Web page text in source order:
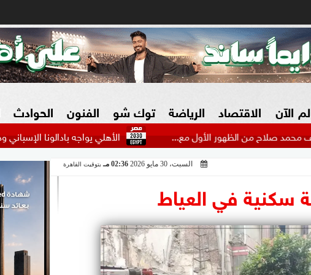
الآن الاقتصاد
الزراعة فى مصر
سوق العقارات
المسؤولية المجتمعية
الرياضة
بطولات عربية
بطولات أوروبية
بطولات عالمية
توك شو الفنون الحوادث
شكاوي
الأهلي يواجه بادالونا الإسباني وديًا قبل من الظهور الأول مع...
السبت، 30 مايو 2026 02:36 مـ بتوقيت القاهرة
سكنية في العياط